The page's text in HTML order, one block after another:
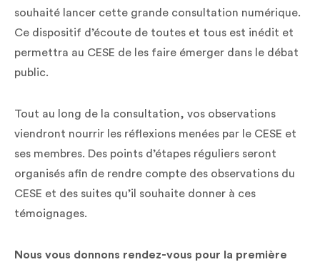
souhaité lancer cette grande consultation numérique.
Ce dispositif d’écoute de toutes et tous est inédit et
permettra au CESE de les faire émerger dans le débat
public.
Tout au long de la consultation, vos observations
viendront nourrir les réflexions menées par le CESE et
ses membres. Des points d’étapes réguliers seront
organisés afin de rendre compte des observations du
CESE et des suites qu’il souhaite donner à ces
témoignages.
Nous vous donnons rendez-vous pour la première